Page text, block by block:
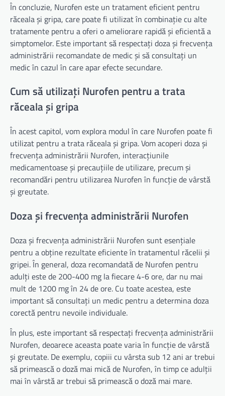
În concluzie, Nurofen este un tratament eficient pentru
răceala și gripa, care poate fi utilizat în combinație cu alte
tratamente pentru a oferi o ameliorare rapidă și eficientă a
simptomelor. Este important să respectați doza și frecvența
administrării recomandate de medic și să consultați un
medic în cazul în care apar efecte secundare.
Cum să utilizați Nurofen pentru a trata
răceala și gripa
În acest capitol, vom explora modul în care Nurofen poate fi
utilizat pentru a trata răceala și gripa. Vom acoperi doza și
frecvența administrării Nurofen, interacțiunile
medicamentoase și precauțiile de utilizare, precum și
recomandări pentru utilizarea Nurofen în funcție de vârstă
și greutate.
Doza și frecvența administrării Nurofen
Doza și frecvența administrării Nurofen sunt esențiale
pentru a obține rezultate eficiente în tratamentul răcelii și
gripei. În general, doza recomandată de Nurofen pentru
adulți este de 200-400 mg la fiecare 4-6 ore, dar nu mai
mult de 1200 mg în 24 de ore. Cu toate acestea, este
important să consultați un medic pentru a determina doza
corectă pentru nevoile individuale.
În plus, este important să respectați frecvența administrării
Nurofen, deoarece aceasta poate varia în funcție de vârstă
și greutate. De exemplu, copiii cu vârsta sub 12 ani ar trebui
să primească o doză mai mică de Nurofen, în timp ce adulții
mai în vârstă ar trebui să primească o doză mai mare.